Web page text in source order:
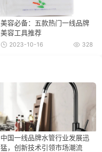
美容必备：五款热门一线品牌
美容工具推荐
328
2023-10-16
中国一线品牌水管行业发展迅
猛，创新技术引领市场潮流